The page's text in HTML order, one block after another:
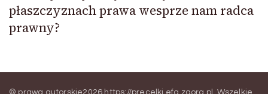
płaszczyznach prawa wesprze nam radca
prawny?
© prawa autorskie2026 https://precelki.efg.zgora.pl . Wszelkie